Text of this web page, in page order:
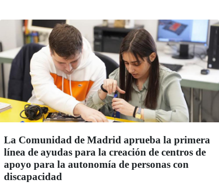
La Comunidad de Madrid aprueba la primera
línea de ayudas para la creación de centros de
apoyo para la autonomía de personas con
discapacidad